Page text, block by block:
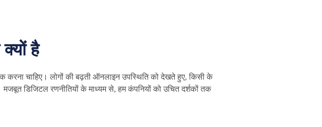
है
करना चाहिए। लोगों की बढ़ती ऑनलाइन उपस्थिति को देखते हुए, किसी के
डिजिटल रणनीतियों के माध्यम से, हम कंपनियों को उचित दर्शकों तक